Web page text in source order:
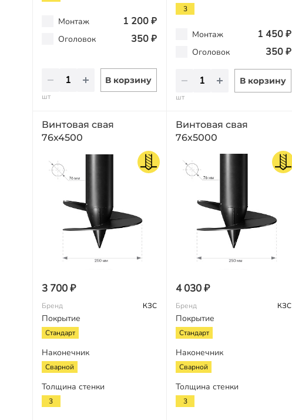
Монтаж 1 200 ₽
Оголовок 350 ₽
В корзину
шт
3
Монтаж 1 450 ₽
Оголовок 350 ₽
В корзину
шт
Винтовая свая
76х4500
3 700 ₽
Бренд КЗС
Покрытие
Стандарт
Наконечник
Сварной
Толщина стенки
3
Винтовая свая
76х5000
4 030 ₽
Бренд КЗС
Покрытие
Стандарт
Наконечник
Сварной
Толщина стенки
3